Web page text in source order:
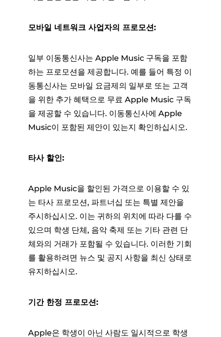
모바일 네트워크 사업자의 프로모션:
일부 이동통신사는 Apple Music 구독을 포함
하는 프로모션을 제공합니다. 예를 들어 특정 이
동통신사는 모바일 요금제의 일부로 또는 고객
을 위한 추가 혜택으로 무료 Apple Music 구독
을 제공할 수 있습니다. 이동통신사에 Apple
Music이 포함된 제안이 있는지 확인하십시오.
타사 할인:
Apple Music을 할인된 가격으로 이용할 수 있
는 타사 프로모션, 파트너십 또는 특별 제안을
주시하십시오. 이는 귀하의 위치에 따라 다를 수
있으며 학생 단체, 음악 축제 또는 기타 관련 단
체와의 거래가 포함될 수 있습니다. 이러한 기회
를 활용하려면 뉴스 및 공지 사항을 최신 상태로
유지하십시오.
기간 한정 프로모션:
Apple은 학생이 아닌 사람도 일시적으로 학생